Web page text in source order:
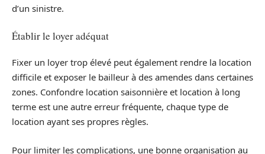
d’un sinistre.
Établir le loyer adéquat
Fixer un loyer trop élevé peut également rendre la location
difficile et exposer le bailleur à des amendes dans certaines
zones. Confondre location saisonnière et location à long
terme est une autre erreur fréquente, chaque type de
location ayant ses propres règles.
Pour limiter les complications, une bonne organisation au